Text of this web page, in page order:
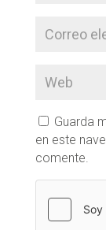
Guarda
en este
comente.